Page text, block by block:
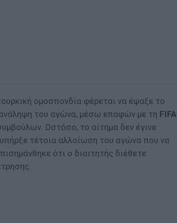
ομοσπονδία φέρεται να έψαξε το
του αγώνα, μέσω επαφών με τη FIFA
Ωστόσο, το αίτημα δεν έγινε
τέτοια αλλοίωση του αγώνα που να
ότι ο διαιτητής διέθετε